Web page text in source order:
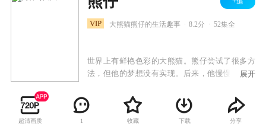
VIP 大熊猫熊仔的生活趣事 8.2分 52集全
世界上有鲜艳色彩的大熊猫。熊仔尝试了很多方
法，但他的梦想没有实现。后来，他慢慢明白，
缤纷。
展开
超清画质 1 收藏 下载 分享